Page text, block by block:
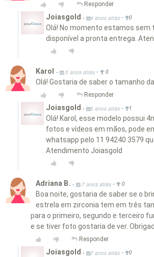
Responder
Joiasgold • 4 anos atrás • 0
Olá! No momento estamos sem
disponível a pronta entrega.
Karol • 5 anos atrás • 0
Olá! Gostaria de saber o tamanho
Responder
Joiasgold • 5 anos atrás • 1
Olá! Karol, esse modelo possui
fotos e vídeos em mãos, pode
whatsapp pelo 11 94240 3579
Atendimento Joiasgold
Adriana B. • 7 anos atrás • 0
Boa noite, gostaria de saber se o
estrela em zirconia tem em três
para o primeiro, segundo e terceiro
e se tiver foto gostaria de ver.
Responder
Joiasgold • 7 anos atrás • 0